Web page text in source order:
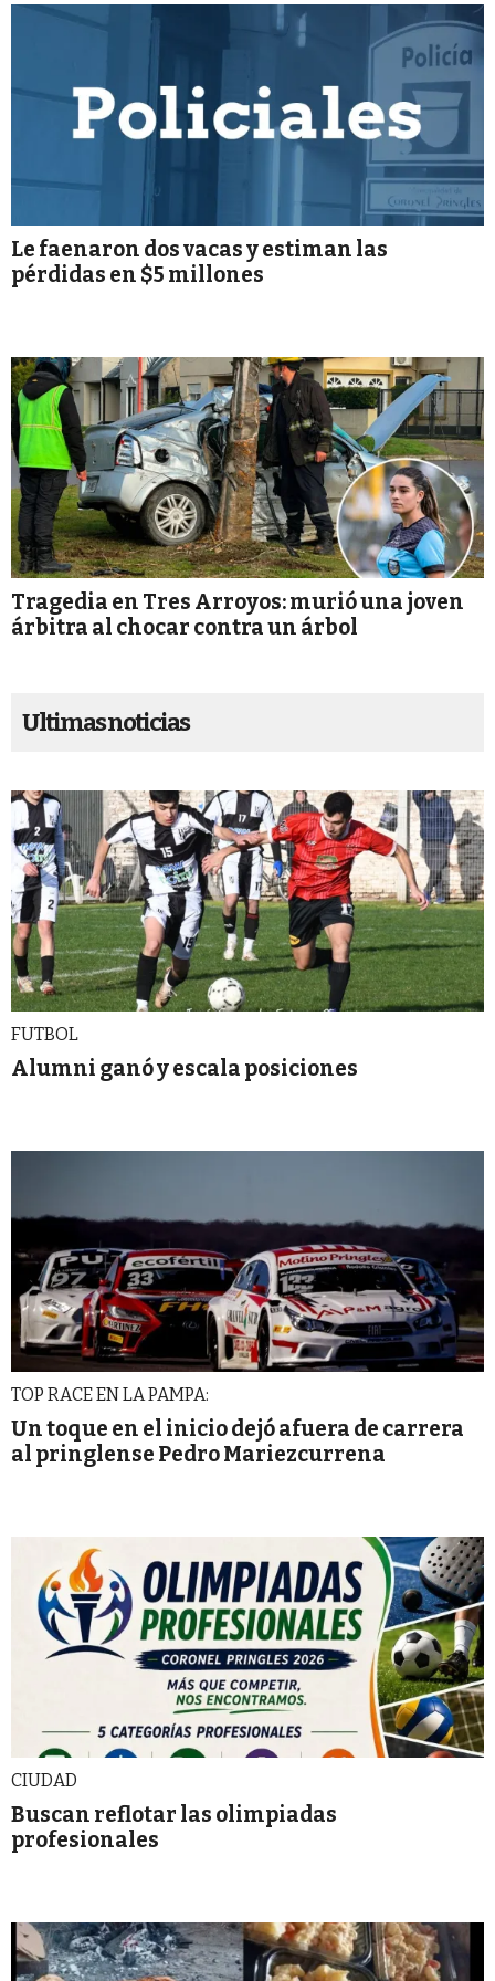
Le faenaron dos vacas y estiman las
pérdidas en $5 millones
Tragedia en Tres Arroyos: murió una joven
árbitra al chocar contra un árbol
Ultimas noticias
FUTBOL
Alumni ganó y escala posiciones
TOP RACE EN LA PAMPA:
Un toque en el inicio dejó afuera de carrera
al pringlense Pedro Mariezcurrena
CIUDAD
Buscan reflotar las olimpiadas
profesionales